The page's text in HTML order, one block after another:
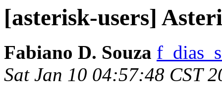
[asterisk-users]
Fabiano D. Souza
Sat Jan 10 04:57:48 CST